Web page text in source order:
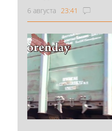
6 августа 23:41